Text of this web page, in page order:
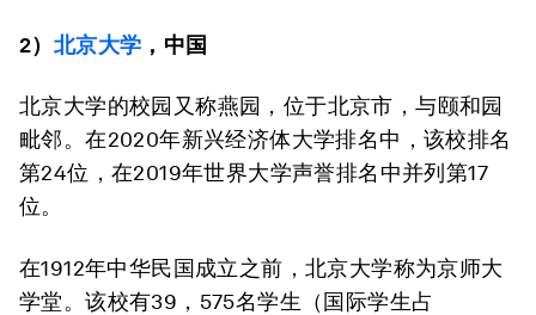
2） 北京大学 ，中国
北京大学的校园又称燕园，位于北京市，与颐和园
毗邻。在2020年新兴经济体大学排名中，该校排名
第24位，在2019年世界大学声誉排名中并列第17
位。
在1912年中华民国成立之前，北京大学称为京师大
学堂。该校有39，575名学生（国际学生占